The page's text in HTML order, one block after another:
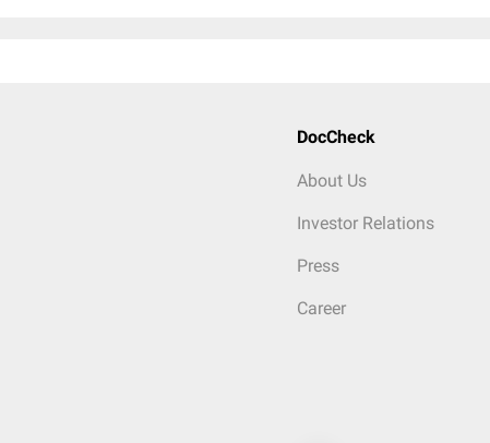
DocCheck
About Us
Investor Relations
Press
Career